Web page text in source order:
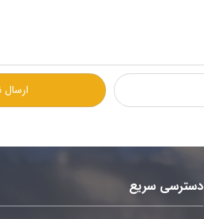
دسترسی سریع